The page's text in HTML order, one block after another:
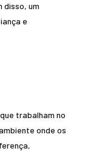
disso, um
e
trabalham no
onde os